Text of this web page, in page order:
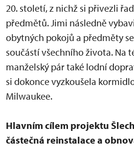
20. století, z nichž si přivezli
předmětů. Jimi následně
obytných pokojů a předměty
součástí všechního života. Na
manželský pár také lodní
si dokonce vyzkoušela
Milwaukee.
Hlavním cílem projektu
částečná reinstalace a